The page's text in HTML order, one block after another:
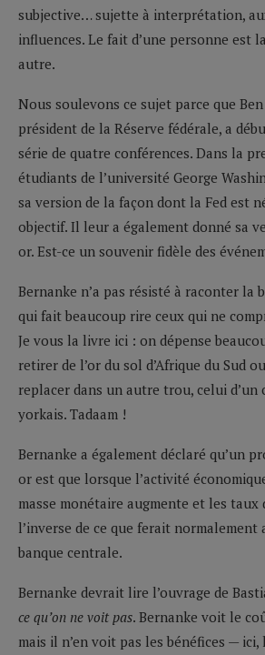
subjective… sujette à interprétation,
influences. Le fait d’une personne est
autre.
Nous soulevons ce sujet parce que
président de la Réserve fédérale, a
série de quatre conférences. Dans la
étudiants de l’université George
sa version de la façon dont la Fed est
objectif. Il leur a également donné sa
or. Est-ce un souvenir fidèle des
Bernanke n’a pas résisté à raconter la
qui fait beaucoup rire ceux qui ne
Je vous la livre ici : on dépense
retirer de l’or du sol d’Afrique du Sud
replacer dans un autre trou, celui
yorkais. Tadaam !
Bernanke a également déclaré qu’un
or est que lorsque l’activité
masse monétaire augmente et les
l’inverse de ce que ferait normalement
banque centrale.
Bernanke devrait lire l’ouvrage de
ce qu’on ne voit pas. Bernanke voit le
mais il n’en voit pas les bénéfices — ici,